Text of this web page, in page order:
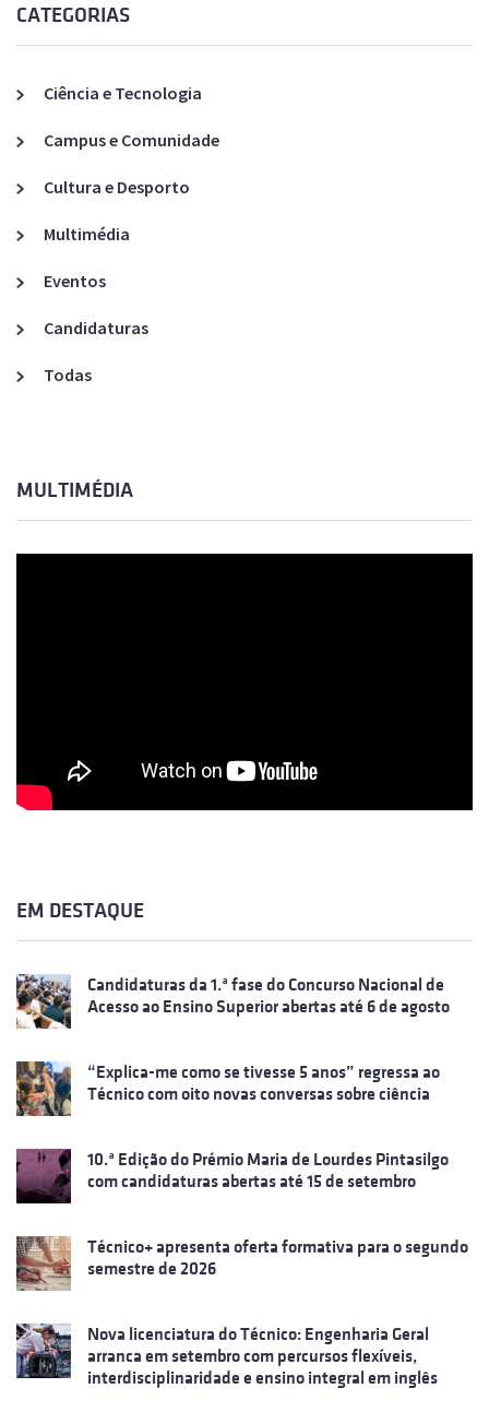
CATEGORIAS
Ciência e Tecnologia
Campus e Comunidade
Cultura e Desporto
Multimédia
Eventos
Candidaturas
Todas
MULTIMÉDIA
EM DESTAQUE
Candidaturas da 1.ª fase do Concurso Nacional de
Acesso ao Ensino Superior abertas até 6 de agosto
“Explica-me como se tivesse 5 anos” regressa ao
Técnico com oito novas conversas sobre ciência
10.ª Edição do Prémio Maria de Lourdes Pintasilgo
com candidaturas abertas até 15 de setembro
Técnico+ apresenta oferta formativa para o segundo
semestre de 2026
Nova licenciatura do Técnico: Engenharia Geral
arranca em setembro com percursos flexíveis,
interdisciplinaridade e ensino integral em inglês